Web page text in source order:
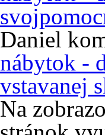
Daniel
nábytok -
vstavanej
Na